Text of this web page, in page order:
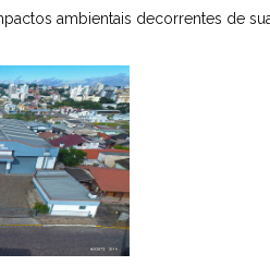
ambientais decorrentes de